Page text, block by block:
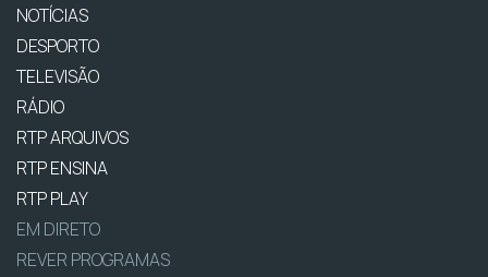
NOTÍCIAS
DESPORTO
TELEVISÃO
RÁDIO
RTP ARQUIVOS
RTP ENSINA
RTP PLAY
EM DIRETO
REVER PROGRAMAS